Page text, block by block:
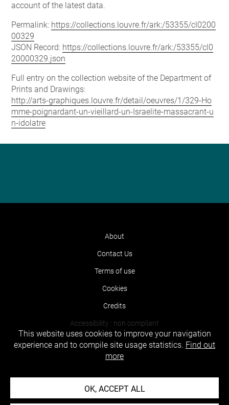
account of the latest data.
Permalink: https://collections.louvre.fr/ark:/53355/cl0200
00329
JSON Record: https://collections.louvre.fr/ark:/53355/cl0
20000329.json
Full entry on the collection website of the Department of
Prints and Drawings:
http://arts-graphiques.louvre.fr/detail/oeuvres/1/329-Ho
mme-poignardant-un-vieillard-un-Israelite-massacrant-u
n-idolatre
About
Contact Us
Terms of use
Cookies
Credits
Accessibility : non compliant
This website uses cookies to improve your navigation
experience and to compile site usage statistics. Find out
more
OK, ACCEPT ALL